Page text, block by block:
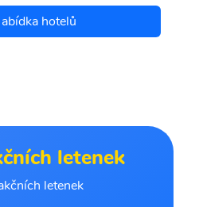
hotelů
letenek
letenek